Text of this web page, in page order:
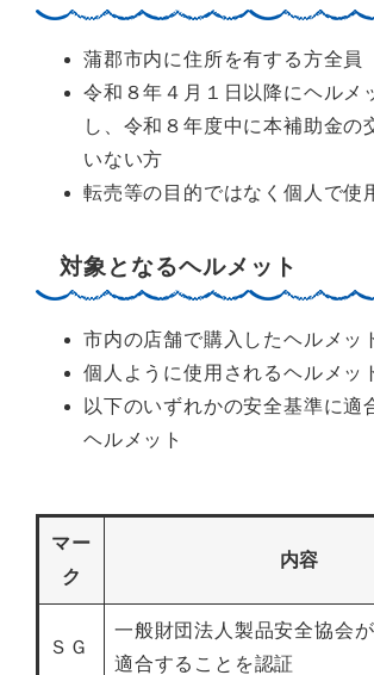
蒲郡市内に住所を有する方全員
令和８年４月１日以降にヘルメ
し、令和８年度中に本補助金の
いない方
転売等の目的ではなく個人で使
対象となるヘルメット
市内の店舗で購入したヘルメッ
個人ように使用されるヘルメッ
以下のいずれかの安全基準に適
ヘルメット
マー
ク
内容
ＳＧ
一般財団法人製品安全協会
適合することを認証